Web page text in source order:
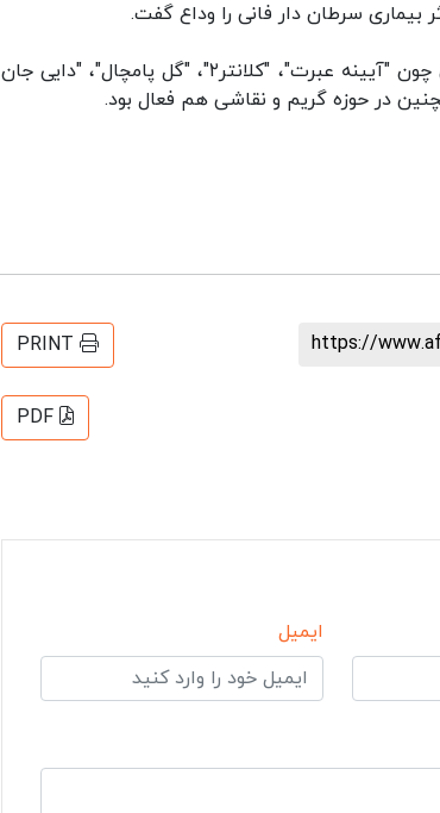
روح الله مفیدی متولد ۱۳۰۸ طی این سالها در مجموعه های تلویزیونی چون "آیینه عبرت"، "کلانتر۲"، "گل پامچال"، "دایی جان
در حوزه گریم و نقاشی هم فعال بود.
https://
PRINT
PDF
ایمیل